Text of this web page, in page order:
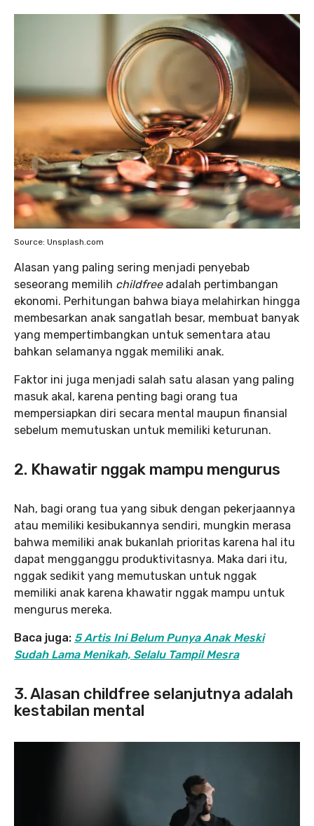
Source: Unsplash.com
Alasan yang paling sering menjadi penyebab
seseorang memilih childfreeadalah pertimbangan
ekonomi. Perhitungan bahwa biaya melahirkan hingga
membesarkan anak sangatlah besar, membuat banyak
yang mempertimbangkan untuk sementara atau
bahkan selamanya nggak memiliki anak.
Faktor ini juga menjadi salah satu alasan yang paling
masuk akal, karena penting bagi orang tua
mempersiapkan diri secara mental maupun finansial
sebelum memutuskan untuk memiliki keturunan.
2. Khawatir nggak mampu mengurus
Nah, bagi orang tua yang sibuk dengan pekerjaannya
atau memiliki kesibukannya sendiri, mungkin merasa
bahwa memiliki anak bukanlah prioritas karena hal itu
dapat mengganggu produktivitasnya. Maka dari itu,
nggak sedikit yang memutuskan untuk nggak
memiliki anak karena khawatir nggak mampu untuk
mengurus mereka.
Baca juga: 5 Artis Ini Belum Punya Anak Meski
Sudah Lama Menikah, Selalu Tampil Mesra
3. Alasan childfree selanjutnya adalah
kestabilan mental